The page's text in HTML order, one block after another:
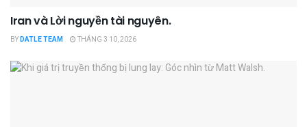
Iran và Lời nguyền tài nguyên.
BYDATLE TEAM THÁNG 3 10, 2026